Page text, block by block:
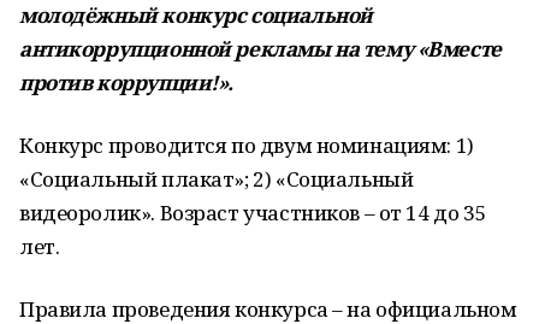
молодёжный конкурс социальной
антикоррупционной рекламы на тему «Вместе
против коррупции!».
Конкурс проводится по двум номинациям: 1)
«Социальный плакат»; 2) «Социальный
видеоролик». Возраст участников – от 14 до 35
лет.
Правила проведения конкурса – на официальном